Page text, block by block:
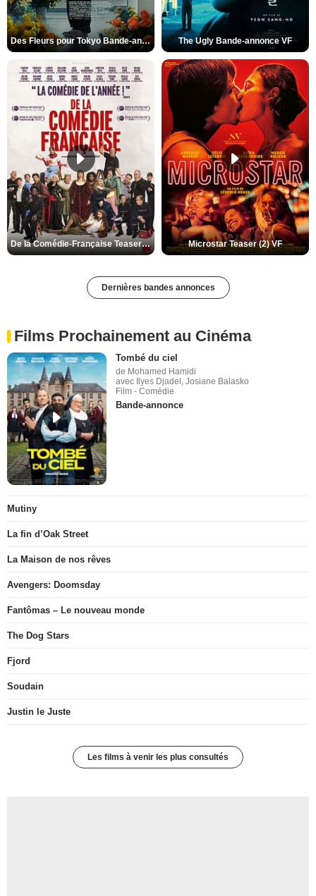
Des Fleurs pour Tokyo Bande-annonce VO STFR The Ugly Bande-annonce VF
De la Comédie-Française Teaser (3) VF Microstar Teaser (2) VF
Dernières bandes annonces
Films Prochainement au Cinéma
Tombé du ciel
de Mohamed Hamidi
avec Ilyes Djadel, Josiane Balasko
Film - Comédie
Bande-annonce
Mutiny
La fin d’Oak Street
La Maison de nos rêves
Avengers: Doomsday
Fantômas – Le nouveau monde
The Dog Stars
Fjord
Soudain
Justin le Juste
Les films à venir les plus consultés